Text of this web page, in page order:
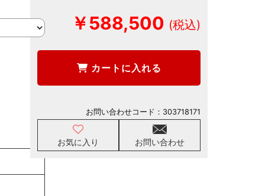
￥588,500
カートに入れる
お気に入り お問い合わせ
お問い合わせコード： 303718171